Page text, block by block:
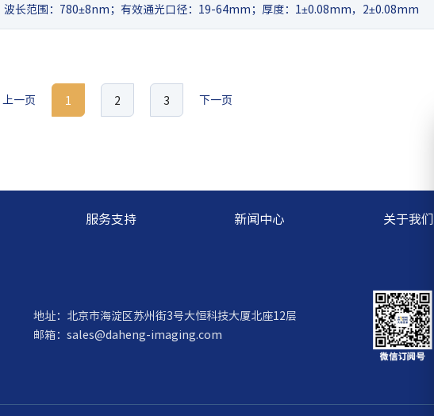
波长范围：780±8nm；有效通光口径：19-64mm；厚度：1±0.08mm，2±0.08mm
上一页 1 2 3 下一页
服务支持 新闻中心 关于我们
地址：北京市海淀区苏州街3号大恒科技大厦北座12层
邮箱：sales@daheng-imaging.com